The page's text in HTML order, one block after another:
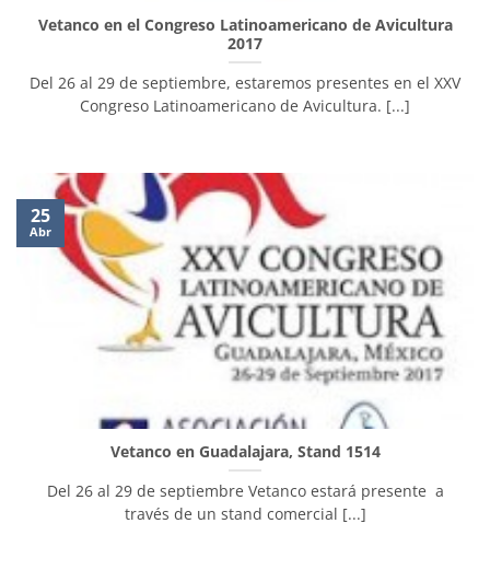
Vetanco en el Congreso Latinoamericano de Avicultura
2017
Del 26 al 29 de septiembre, estaremos presentes en el XXV
Congreso Latinoamericano de Avicultura. [...]
Vetanco en Guadalajara, Stand 1514
Del 26 al 29 de septiembre Vetanco estará presente a
través de un stand comercial [...]
25
Abr